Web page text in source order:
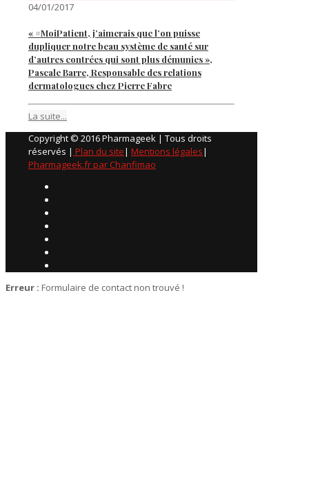
04/01/2017
« #MoiPatient, j’aimerais que l’on puisse
dupliquer notre beau système de santé sur
d’autres contrées qui sont plus démunies »,
Pascale Barre, Responsable des relations
dermatologues chez Pierre Fabre
La suite...
Copyright © 2016 Pharmageek | Tous droits
réservés | Plan du site| Mentions légales|
Pharmageek.fr par Chanfimao
Erreur : Formulaire de contact non trouvé !